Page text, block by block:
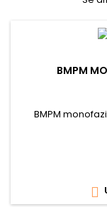
BMPM
BMPM
